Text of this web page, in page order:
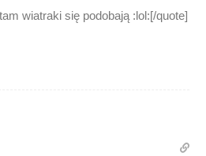
wiatraki się podobają :lol:[/quote]